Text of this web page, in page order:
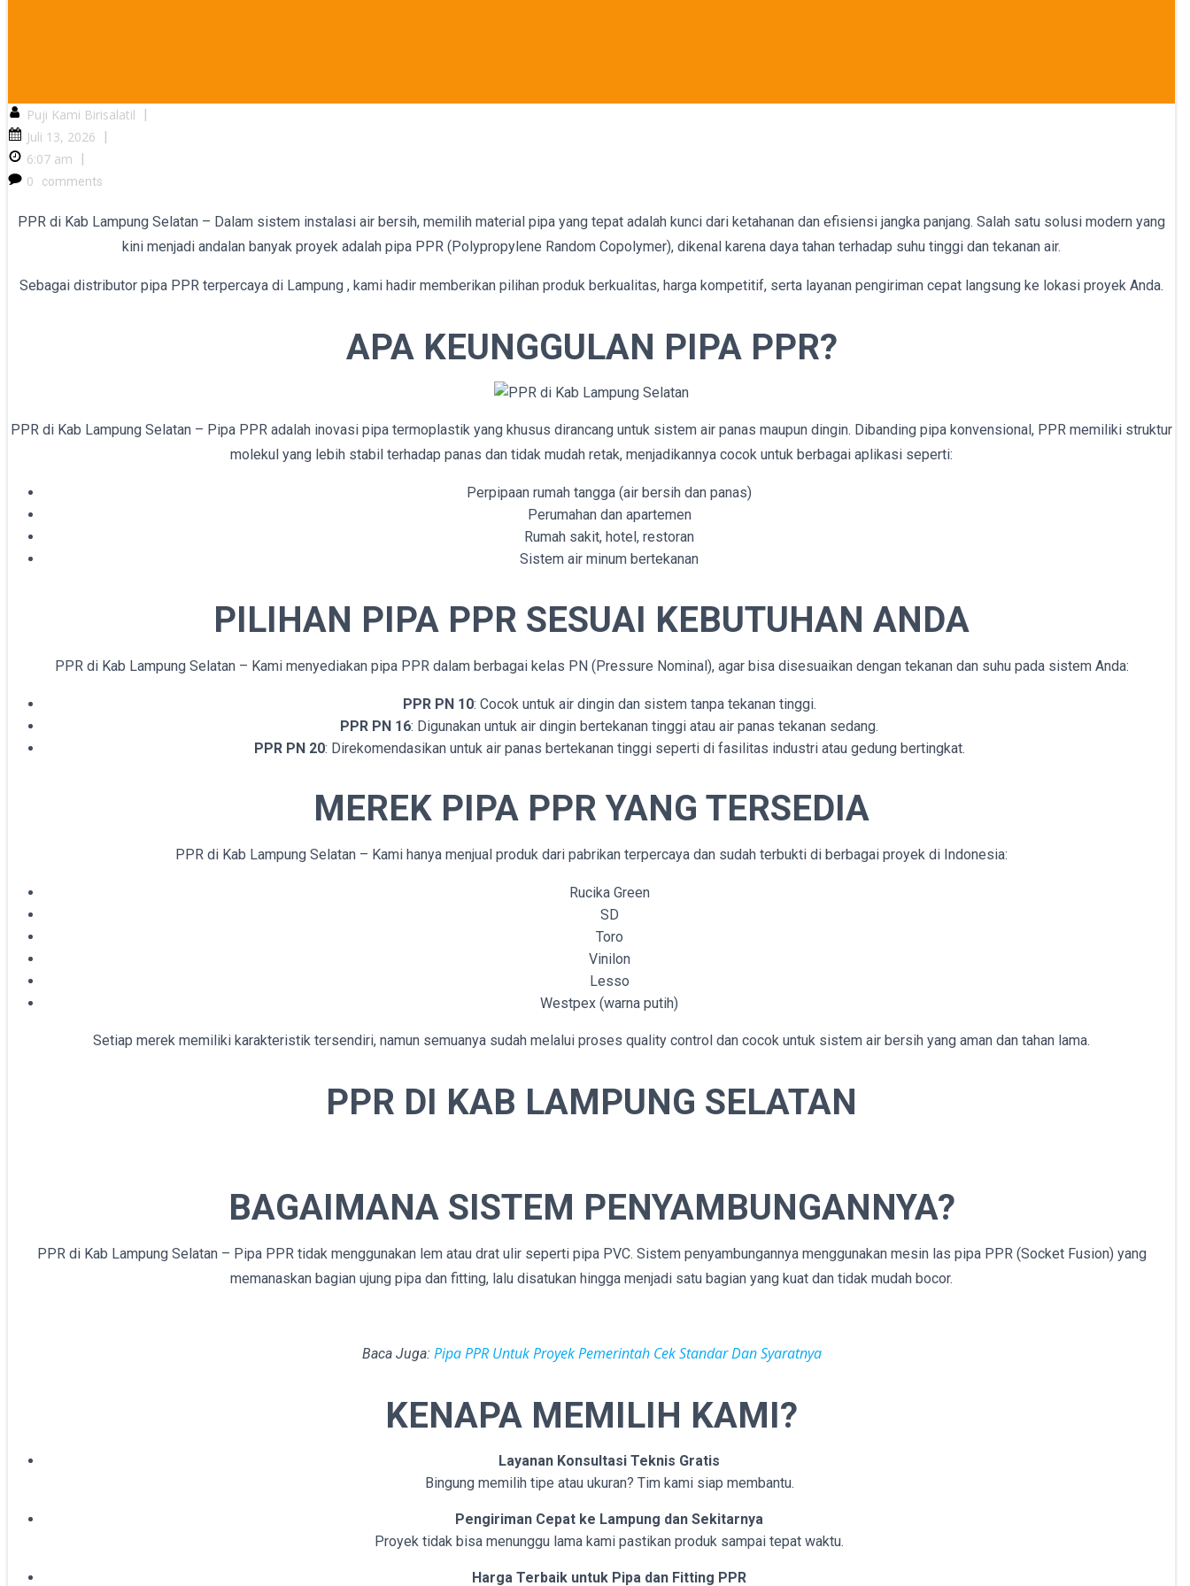
Puji Kami Birisalatil
Juli 13, 2026
6:07 am
0
comments
PPR di Kab Lampung Selatan – Dalam sistem instalasi air bersih, memilih material pipa yang tepat adalah kunci dari ketahanan dan efisiensi jangka panjang. Salah satu solusi modern yang
kini menjadi andalan banyak proyek adalah pipa PPR (Polypropylene Random Copolymer), dikenal karena daya tahan terhadap suhu tinggi dan tekanan air.
Sebagai distributor pipa PPR terpercaya di Lampung , kami hadir memberikan pilihan produk berkualitas, harga kompetitif, serta layanan pengiriman cepat langsung ke lokasi proyek Anda.
APA KEUNGGULAN PIPA PPR?
PPR di Kab Lampung Selatan – Pipa PPR adalah inovasi pipa termoplastik yang khusus dirancang untuk sistem air panas maupun dingin. Dibanding pipa konvensional, PPR memiliki struktur
molekul yang lebih stabil terhadap panas dan tidak mudah retak, menjadikannya cocok untuk berbagai aplikasi seperti:
Perpipaan rumah tangga (air bersih dan panas)
Perumahan dan apartemen
Rumah sakit, hotel, restoran
Sistem air minum bertekanan
PILIHAN PIPA PPR SESUAI KEBUTUHAN ANDA
PPR di Kab Lampung Selatan – Kami menyediakan pipa PPR dalam berbagai kelas PN (Pressure Nominal), agar bisa disesuaikan dengan tekanan dan suhu pada sistem Anda:
PPR PN 10: Cocok untuk air dingin dan sistem tanpa tekanan tinggi.
PPR PN 16: Digunakan untuk air dingin bertekanan tinggi atau air panas tekanan sedang.
PPR PN 20: Direkomendasikan untuk air panas bertekanan tinggi seperti di fasilitas industri atau gedung bertingkat.
MEREK PIPA PPR YANG TERSEDIA
PPR di Kab Lampung Selatan – Kami hanya menjual produk dari pabrikan terpercaya dan sudah terbukti di berbagai proyek di Indonesia:
Rucika Green
SD
Toro
Vinilon
Lesso
Westpex (warna putih)
Setiap merek memiliki karakteristik tersendiri, namun semuanya sudah melalui proses quality control dan cocok untuk sistem air bersih yang aman dan tahan lama.
PPR DI KAB LAMPUNG SELATAN
BAGAIMANA SISTEM PENYAMBUNGANNYA?
PPR di Kab Lampung Selatan – Pipa PPR tidak menggunakan lem atau drat ulir seperti pipa PVC. Sistem penyambungannya menggunakan mesin las pipa PPR (Socket Fusion) yang
memanaskan bagian ujung pipa dan fitting, lalu disatukan hingga menjadi satu bagian yang kuat dan tidak mudah bocor.
Baca Juga: Pipa PPR Untuk Proyek Pemerintah Cek Standar Dan Syaratnya
KENAPA MEMILIH KAMI?
Layanan Konsultasi Teknis Gratis
Bingung memilih tipe atau ukuran? Tim kami siap membantu.
Pengiriman Cepat ke Lampung dan Sekitarnya
Proyek tidak bisa menunggu lama kami pastikan produk sampai tepat waktu.
Harga Terbaik untuk Pipa dan Fitting PPR